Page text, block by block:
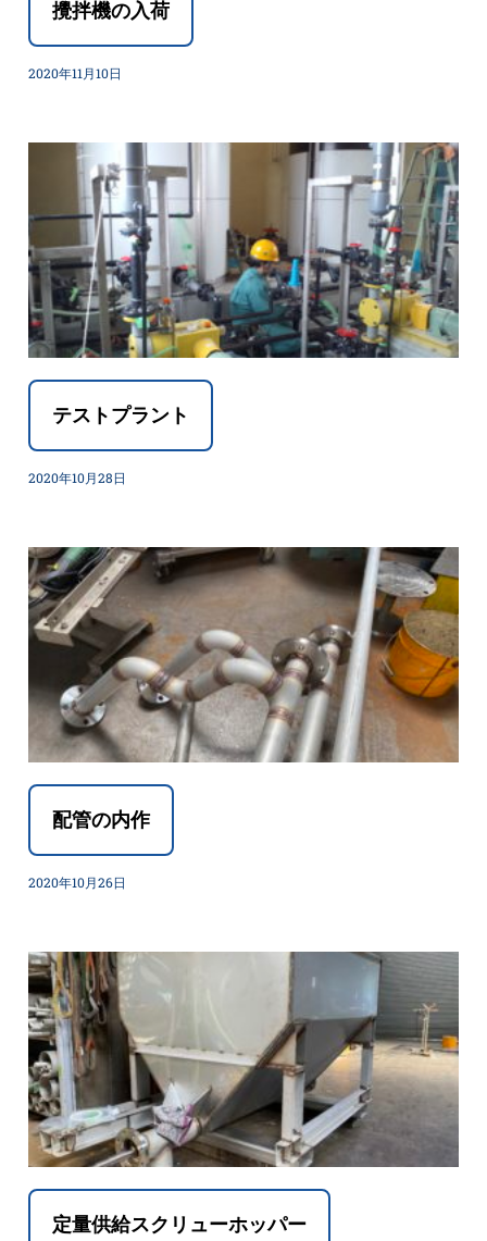
攪拌機の入荷
2020年11月10日
テストプラント
2020年10月28日
配管の内作
2020年10月26日
定量供給スクリューホッパー